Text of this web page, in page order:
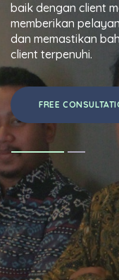
baik dengan client
memberikan
dan memastikan
client terpenuhi.
FREE